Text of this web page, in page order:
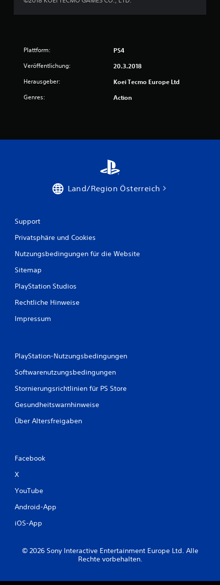
e
n
s
Plattform: PS4
Veröffentlichung: 20.3.2018
Herausgeber: Koei Tecmo Europe Ltd
Genres: Action
Land/Region Österreich
Support
Privatsphäre und Cookies
Nutzungsbedingungen für die Website
Sitemap
PlayStation Studios
Rechtliche Hinweise
Impressum
PlayStation-Nutzungsbedingungen
Softwarenutzungsbedingungen
Stornierungsrichtlinien für PS Store
Gesundheitswarnhinweise
Über Altersfreigaben
Facebook
X
YouTube
Android-App
iOS-App
© 2026 Sony Interactive Entertainment Europe Ltd. Alle
Rechte vorbehalten.